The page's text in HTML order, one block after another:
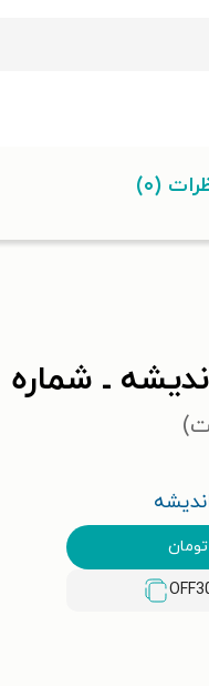
۲۰ ـ اسفندماه ۱۴۰۲
تومان
(۰)